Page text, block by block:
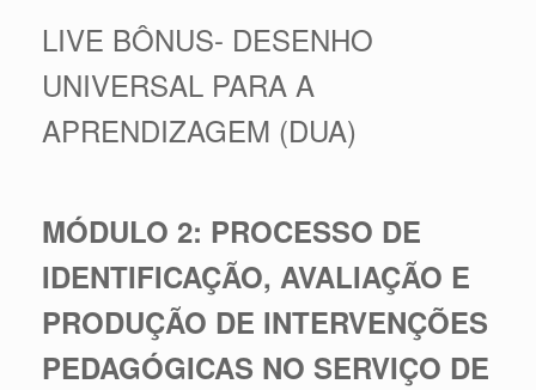
LIVE BÔNUS- DESENHO
UNIVERSAL PARA A
APRENDIZAGEM (DUA)
MÓDULO 2: PROCESSO DE
IDENTIFICAÇÃO, AVALIAÇÃO E
PRODUÇÃO DE INTERVENÇÕES
PEDAGÓGICAS NO SERVIÇO DE